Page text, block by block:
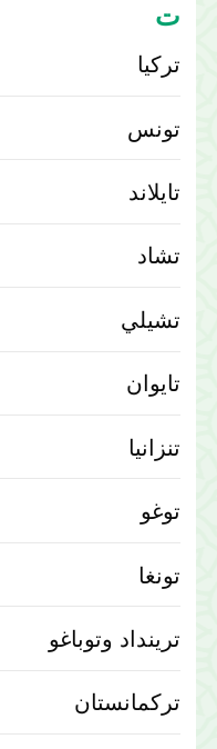
ت
تركيا
تونس
تايلاند
تشاد
تشيلي
تايوان
تنزانيا
توغو
تونغا
ترينداد وتوباغو
تركمانستان